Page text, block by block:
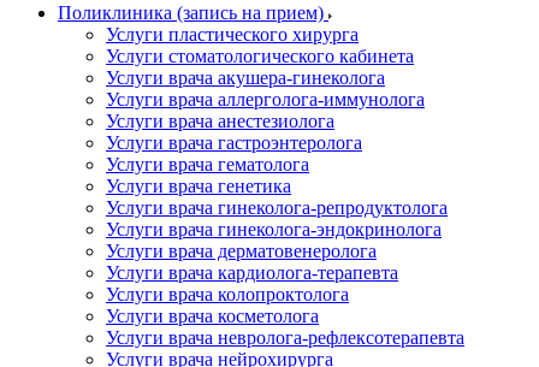
Поликлиника (запись на прием)
Услуги пластического хирурга
Услуги стоматологического кабинета
Услуги врача акушера-гинеколога
Услуги врача аллерголога-иммунолога
Услуги врача анестезиолога
Услуги врача гастроэнтеролога
Услуги врача гематолога
Услуги врача генетика
Услуги врача гинеколога-репродуктолога
Услуги врача гинеколога-эндокринолога
Услуги врача дерматовенеролога
Услуги врача кардиолога-терапевта
Услуги врача колопроктолога
Услуги врача косметолога
Услуги врача невролога-рефлексотерапевта
Услуги врача нейрохирурга